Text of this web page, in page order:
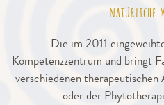
natürliche
Die im 2011
Kompetenzzentrum und bringt
verschiedenen
oder der